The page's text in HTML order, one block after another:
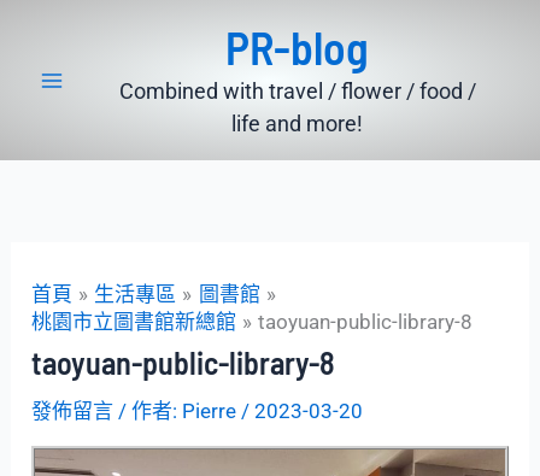
PR-blog
Combined with travel / flower / food /
life and more!
首頁 生活專區
圖書館
桃園市立圖書館新總館
taoyuan-public-library-8
taoyuan-public-library-8
發佈留言 / 作者: Pierre /2023-03-20